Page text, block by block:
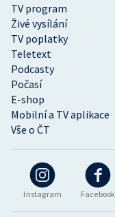
Instagram Facebook
TV program
Živé vysílání
TV poplatky
Teletext
Podcasty
Počasí
E-shop
Mobilní a TV aplikace
Vše o ČT